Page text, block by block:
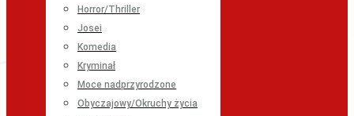
Horror/Thriller
Josei
Komedia
Kryminał
Moce nadprzyrodzone
Obyczajowy/Okruchy życia